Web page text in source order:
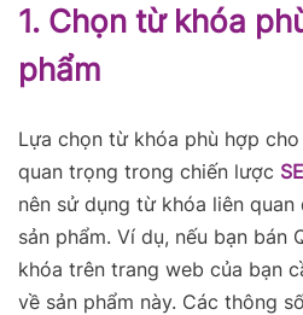
1. Chọn từ khóa
phẩm
Lựa chọn từ khóa phù hợp
quan trọng trong chiến lược
nên sử dụng từ khóa liên
sản phẩm. Ví dụ, nếu bạn bán
khóa trên trang web của bạn
về sản phẩm này. Các thông